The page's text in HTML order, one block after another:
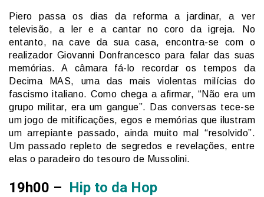
Piero passa os dias da reforma a jardinar, a ver
televisão, a ler e a cantar no coro da igreja. No
entanto, na cave da sua casa, encontra-se com o
realizador Giovanni Donfrancesco para falar das suas
memórias. A câmara fá-lo recordar os tempos da
Decima MAS, uma das mais violentas milícias do
fascismo italiano. Como chega a afirmar, “Não era um
grupo militar, era um gangue”. Das conversas tece-se
um jogo de mitificações, egos e memórias que ilustram
um arrepiante passado, ainda muito mal “resolvido”.
Um passado repleto de segredos e revelações, entre
elas o paradeiro do tesouro de Mussolini.
19h00 – Hip to da Hop